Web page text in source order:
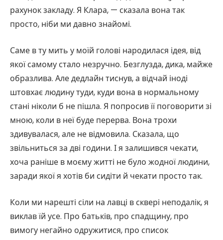
рахунок закладу. Я Клара, — сказала вона так
просто, ніби ми давно знайомі.
Саме в ту мить у моїй голові народилася ідея, від
якої самому стало незручно. Безглузда, дика, майже
образлива. Але дедлайн тиснув, а відчай іноді
штовхає людину туди, куди вона в нормальному
стані ніколи б не пішла. Я попросив її поговорити зі
мною, коли в неї буде перерва. Вона трохи
здивувалася, але не відмовила. Сказала, що
звільниться за дві години. І я залишився чекати,
хоча раніше в моєму житті не було жодної людини,
заради якої я хотів би сидіти й чекати просто так.
Коли ми нарешті сіли на лавці в сквері неподалік, я
виклав їй усе. Про батьків, про спадщину, про
вимогу негайно одружитися, про список